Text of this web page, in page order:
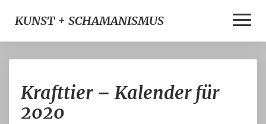
Toggle
KUNST + SCHAMANISMUS
–
Kalender
Krafttier – Kalender für
2020